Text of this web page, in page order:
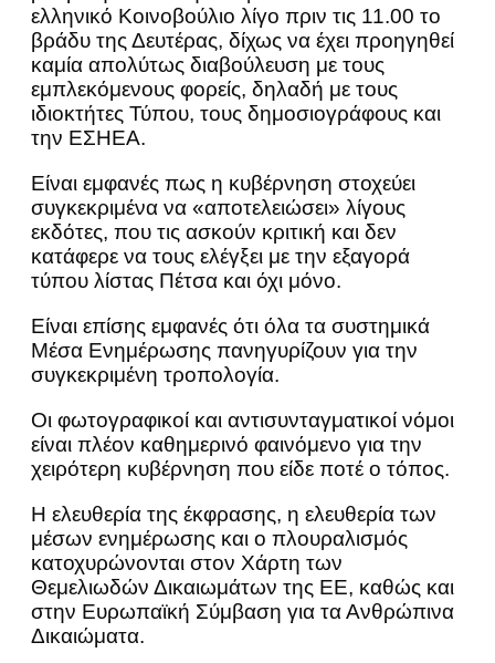
ελληνικό Κοινοβούλιο λίγο πριν τις 11.00 το
βράδυ της Δευτέρας, δίχως να έχει προηγηθεί
καμία απολύτως διαβούλευση με τους
εμπλεκόμενους φορείς, δηλαδή με τους
ιδιοκτήτες Τύπου, τους δημοσιογράφους και
την ΕΣΗΕΑ.
Είναι εμφανές πως η κυβέρνηση στοχεύει
συγκεκριμένα να «αποτελειώσει» λίγους
εκδότες, που τις ασκούν κριτική και δεν
κατάφερε να τους ελέγξει με την εξαγορά
τύπου λίστας Πέτσα και όχι μόνο.
Είναι επίσης εμφανές ότι όλα τα συστημικά
Μέσα Ενημέρωσης πανηγυρίζουν για την
συγκεκριμένη τροπολογία.
Οι φωτογραφικοί και αντισυνταγματικοί νόμοι
είναι πλέον καθημερινό φαινόμενο για την
χειρότερη κυβέρνηση που είδε ποτέ ο τόπος.
Η ελευθερία της έκφρασης, η ελευθερία των
μέσων ενημέρωσης και ο πλουραλισμός
κατοχυρώνονται στον Χάρτη των
Θεμελιωδών Δικαιωμάτων της ΕΕ, καθώς και
στην Ευρωπαϊκή Σύμβαση για τα Ανθρώπινα
Δικαιώματα.